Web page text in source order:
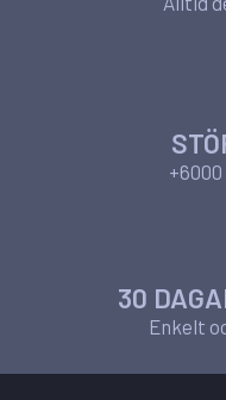
30
Enkelt